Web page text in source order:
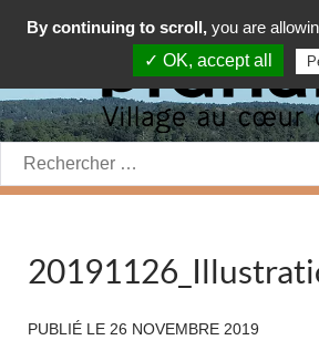
Rechercher:
PUBLIÉ LE 26 NOVEMBRE 2019
By continuing to scroll, you are
✓ OK, accept all